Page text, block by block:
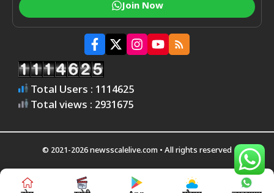
Join Now
Total Users : 1114625
Total views : 2931675
© 2021-2026 newsscalelive.com • All rights reserved